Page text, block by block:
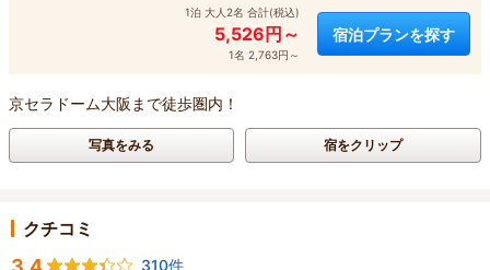
1泊 大人2名 合計(税込)
5,526円～
1名 2,763円～
宿泊プランを探す
京セラドーム大阪まで徒歩圏内！
写真をみる 宿をクリップ
クチコミ
310件